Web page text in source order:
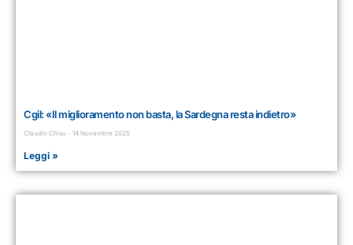
Cgil: «Il miglioramento non basta, la Sardegna resta indietro»
Claudio Chisu 14 Novembre 2025
Leggi »